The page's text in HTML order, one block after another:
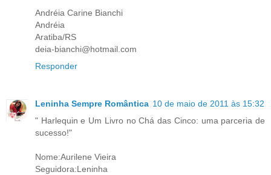
Andréia Carine Bianchi
Andréia
Aratiba/RS
deia-bianchi@hotmail.com
Responder
Leninha Sempre Romântica 10 de maio de 2011 às 15:32
" Harlequin e Um Livro no Chá das Cinco: uma parceria de
sucesso!"
Nome:Aurilene Vieira
Seguidora:Leninha